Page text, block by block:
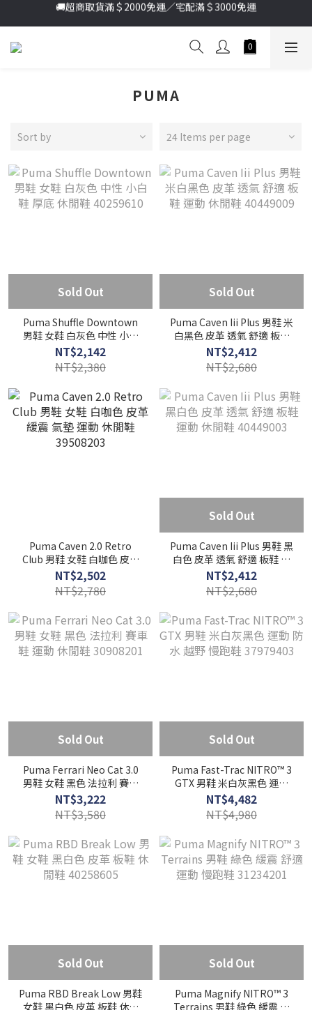
加入新會員送首購金＄100🔥點我註冊➞
加入新會員送首購金＄100🔥點我註冊➞
PUMA
Sort by 24 Items per page
Sold Out
Puma Shuffle Downtown
男鞋 女鞋 白灰色 中性 小白
鞋 厚底 休閒鞋 40259610
NT$2,142
NT$2,380
Sold Out
Puma Caven Iii Plus 男鞋 米
白黑色 皮革 透氣 舒適 板鞋
運動 休閒鞋 40449009
NT$2,412
NT$2,680
Puma Caven 2.0 Retro
Club 男鞋 女鞋 白咖色 皮革
緩震 氣墊 運動 休閒鞋
39508203
NT$2,502
NT$2,780
Sold Out
Puma Caven Iii Plus 男鞋 黑
白色 皮革 透氣 舒適 板鞋 運
動 休閒鞋 40449003
NT$2,412
NT$2,680
Sold Out
Puma Ferrari Neo Cat 3.0
男鞋 女鞋 黑色 法拉利 賽車
鞋 運動 休閒鞋 30908201
NT$3,222
NT$3,580
Sold Out
Puma Fast-Trac NITRO™ 3
GTX 男鞋 米白灰黑色 運動
防水 越野 慢跑鞋 37979403
NT$4,482
NT$4,980
Sold Out
Puma RBD Break Low 男鞋
女鞋 黑白色 皮革 板鞋 休閒
Sold Out
Puma Magnify NITRO™ 3
Terrains 男鞋 綠色 緩震 舒